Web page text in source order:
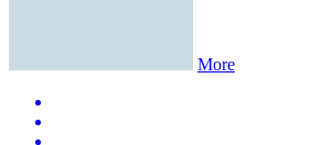
More